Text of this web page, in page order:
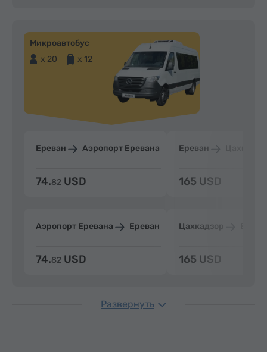
Микроавтобус
x 20
x 12
Ереван Аэропорт Еревана
74.82 USD
Аэропорт Еревана Ереван
74.82 USD
Ереван
165 USD
Цахкадзор
165 USD
Развернуть